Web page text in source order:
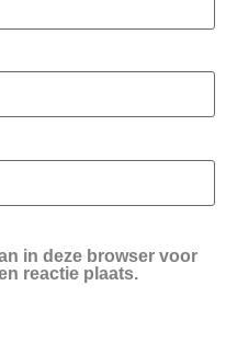
in deze browser voor
reactie plaats.